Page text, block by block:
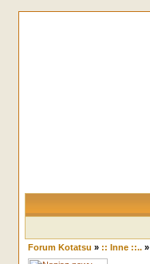
Forum Kotatsu » :: Inne ::..»